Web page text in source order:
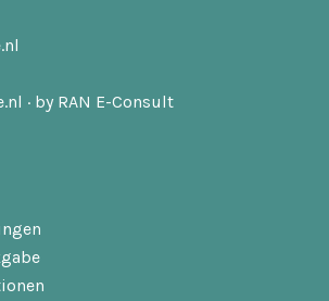
· by RAN E-Consult